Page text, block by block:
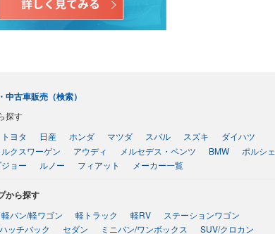
中古車販売（検索）
探す
トヨタ 日産 ホンダ マツダ スバル スズキ
ダイハツ
クスワーゲン アウディ メルセデス・ベンツ BMW
ポルシェ
ョー ルノー フィアット メーカー一覧
から探す
軽バン/軽ワゴン 軽トラック 軽RV
ステーションワゴン
ッチバック
セダン ミニバン/ワンボックス SUV/クロカン